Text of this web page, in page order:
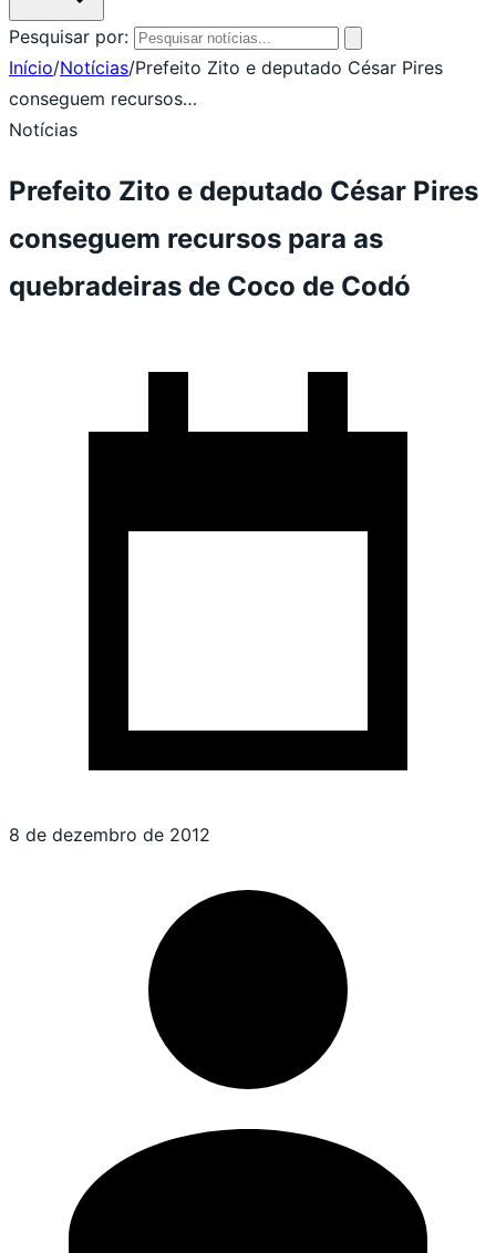
Pesquisar por:
Início/Notícias/Prefeito Zito e deputado César Pires
conseguem recursos…
Notícias
Prefeito Zito e deputado César Pires
conseguem recursos para as
quebradeiras de Coco de Codó
8 de dezembro de 2012